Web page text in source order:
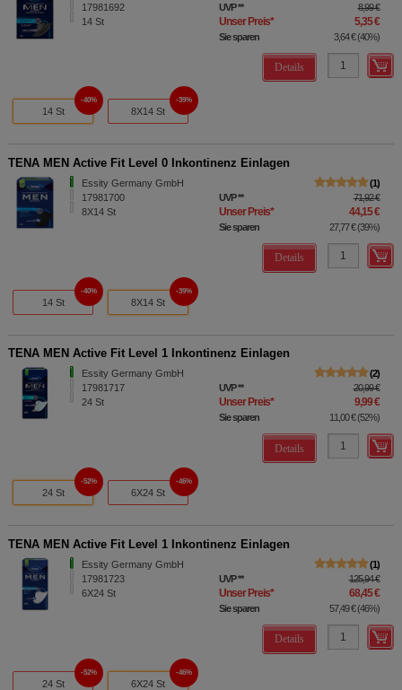
17981692
14 St
UVP** 8,99 €
Unser Preis* 5,35 €
Sie sparen 3,64 €(40%)
Details
14 St
40%
8X14 St
39%
TENA MEN Active Fit Level 0 Inkontinenz Einlagen
Essity Germany GmbH
17981700
8X14 St
1
UVP** 71,92 €
Unser Preis* 44,15 €
Sie sparen 27,77 €(39%)
Details
14 St
40%
8X14 St
39%
TENA MEN Active Fit Level 1 Inkontinenz Einlagen
Essity Germany GmbH
17981717
24 St
2
UVP** 20,99 €
Unser Preis* 9,99 €
Sie sparen 11,00 €(52%)
Details
24 St
52%
6X24 St
46%
TENA MEN Active Fit Level 1 Inkontinenz Einlagen
Essity Germany GmbH
17981723
6X24 St
1
UVP** 125,94 €
Unser Preis* 68,45 €
Sie sparen 57,49 €(46%)
Details
24 St
52%
6X24 St
46%